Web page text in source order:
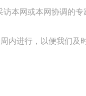
本网或本网协调的
进行，以便我们及